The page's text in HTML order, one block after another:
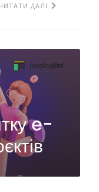
ДАЛІ
e-